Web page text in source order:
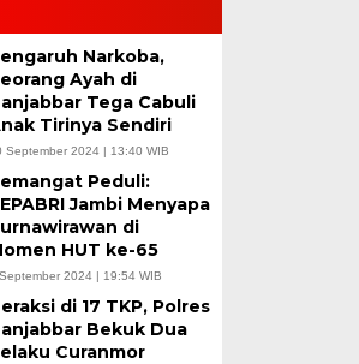
Sawit-
– Katamso
Hortikultura
- 14:26 WIB
Narkoba,
Ayah di
Tega Cabuli
Tirinya Sendiri
September 2024 | 13:40 WIB
Peduli:
Jambi Menyapa
di
HUT ke-65
2024 | 19:54 WIB
di 17 TKP, Polres
Bekuk Dua
Curanmor